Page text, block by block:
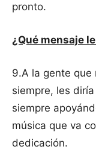
pronto.
¿Qué mensaje
9.A la gente que
siempre, les
siempre
música que va
dedicación.